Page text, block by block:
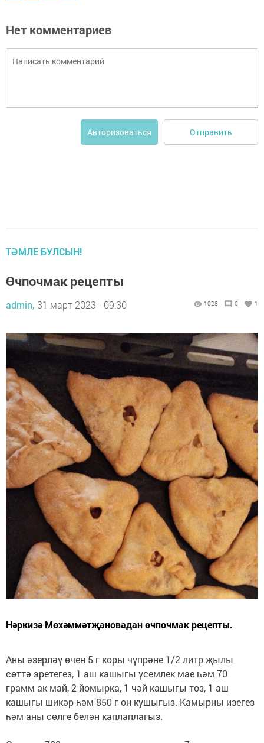
Нет комментариев
Авторизоваться Отправить
ТӘМЛЕ БУЛСЫН!
Өчпочмак рецепты
admin, 31 март 2023 - 09:30 1028 0 1
Нәркизә Мөхәммәтҗановадан өчпочмак рецепты.
Аны әзерләү өчен 5 г коры чүпрәне 1/2 литр җылы
сөттә эретегез, 1 аш кашыгы үсемлек мае һәм 70
грамм ак май, 2 йомырка, 1 чәй кашыгы тоз, 1 аш
кашыгы шикәр һәм 850 г он кушыгыз. Камырны изегез
һәм аны сөлге белән каплаплагыз.